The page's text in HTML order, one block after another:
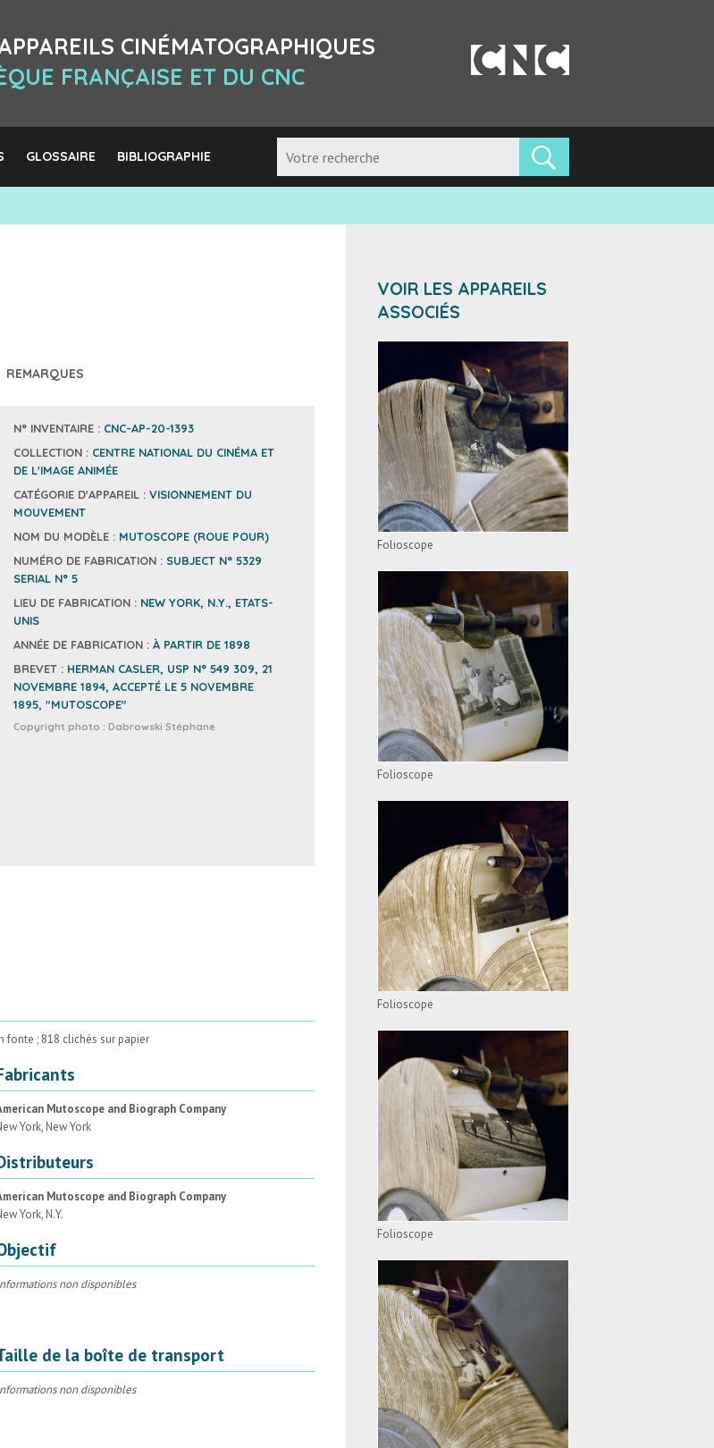
CINÉMATOGRAPHIQUES
FRANÇAISE ET DU CNC
GLOSSAIRE BIBLIOGRAPHIE
REMARQUES
N° INVENTAIRE : CNC-AP-20-1393
COLLECTION : CENTRE NATIONAL DU CINÉMA ET
DE L'IMAGE ANIMÉE
CATÉGORIE D'APPAREIL : VISIONNEMENT DU
MOUVEMENT
NOM DU MODÈLE : MUTOSCOPE (ROUE POUR)
NUMÉRO DE FABRICATION : SUBJECT N° 5329
SERIAL N° 5
LIEU DE FABRICATION : NEW YORK, N.Y., ETATS-
UNIS
ANNÉE DE FABRICATION : À PARTIR DE 1898
BREVET : HERMAN CASLER, USP N° 549 309, 21
NOVEMBRE 1894, ACCEPTÉ LE 5 NOVEMBRE
1895, "MUTOSCOPE"
Copyright photo : Dabrowski Stéphane
fonte ; 818 clichés sur papier
Mutoscope and Biograph Company
York, New York
Mutoscope and Biograph Company
York, N.Y.
non disponibles
de la boîte de transport
non disponibles
VOIR LES APPAREILS
ASSOCIÉS
VOIR L'APPAREIL
Folioscope
FOLIOSCOPE
VOIR L'APPAREIL
Folioscope
VOIR L'APPAREIL
Folioscope
FOLIOSCOPE
VOIR L'APPAREIL
Folioscope
FOLIOSCOPE
VOIR L'APPAREIL